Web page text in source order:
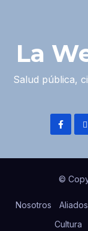
La
Salud pública,
©
Nosotros Aliados
Cultura